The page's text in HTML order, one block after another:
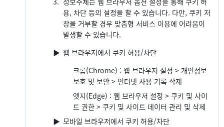
용, 차단 등의 설정을 할 수 있습니다. 다만, 쿠키 저
장을 거부할 경우 맞춤형 서비스 이용에 어려움이
발생할 수 있습니다.
▶ 웹 브라우저에서 쿠키 허용/차단
크롬(Chrome) : 웹 브라우저 설정 > 개인정보
보호 및 보안 > 인터넷 사용 기록 삭제
엣지(Edge) : 웹 브라우저 설정 > 쿠키 및 사이
트 권한 > 쿠키 및 사이트 데이터 관리 및 삭제
▶ 모바일 브라우저에서 쿠키 허용/차단